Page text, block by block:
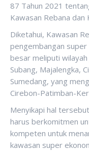
87 Tahun 2021
Kawasan Rebana dan
Diketahui, Kawasan
pengembangan super
besar meliputi
Subang, Majalengka,
Sumedang, yang
Cirebon-Patimban-
Menyikapi hal
harus berkomitmen
kompeten untuk
kawasan super